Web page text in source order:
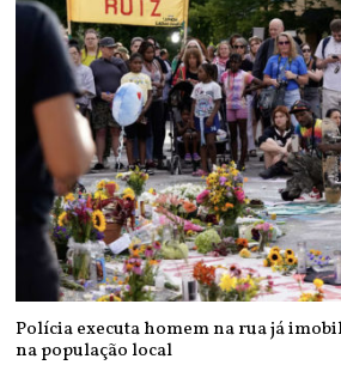
Polícia executa homem na rua já
na população local